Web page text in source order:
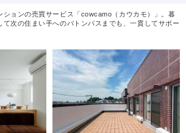
ションの売買サービス「cowcamo（カウカモ）」。暮
て次の住まい手へのバトンパスまでも、一貫してサポー